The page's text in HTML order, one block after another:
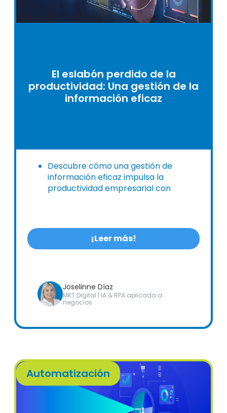
El eslabón perdido de la
productividad: Una gestión de la
información eficaz
Descubre cómo una gestión de
información eficaz impulsa la
productividad empresarial con
¡Leer más!
Joselinne Díaz
MKT Digital | IA & RPA aplicada a
negocios
Automatización